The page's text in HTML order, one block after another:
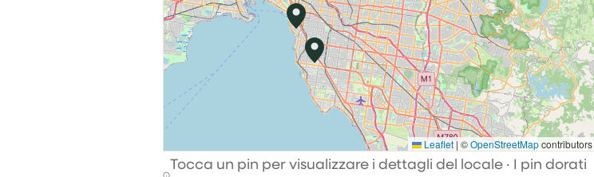
Leaflet| ©OpenStreetMapcontributors
Tocca un pin per visualizzare i dettagli del locale · I pin dorati